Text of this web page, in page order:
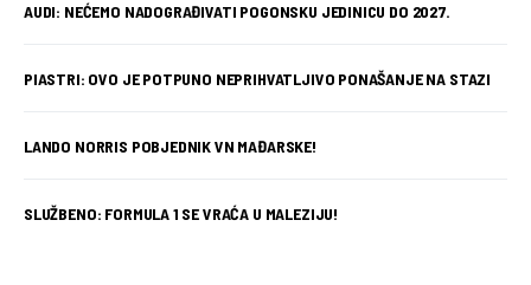
AUDI: NEĆEMO NADOGRAĐIVATI POGONSKU JEDINICU DO 2027.
PIASTRI: OVO JE POTPUNO NEPRIHVATLJIVO PONAŠANJE NA STAZI
LANDO NORRIS POBJEDNIK VN MAĐARSKE!
SLUŽBENO: FORMULA 1 SE VRAĆA U MALEZIJU!